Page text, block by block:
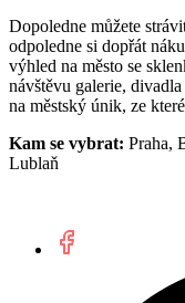
Dopoledne můžete
odpoledne si dopřát
výhled na město se
návštěvu galerie,
na městský únik, ze
Kam se vybrat: Praha,
Lublaň